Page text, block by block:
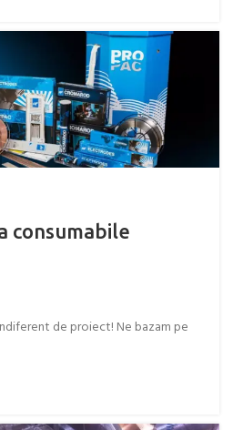
consumabile
de proiect! Ne bazam pe